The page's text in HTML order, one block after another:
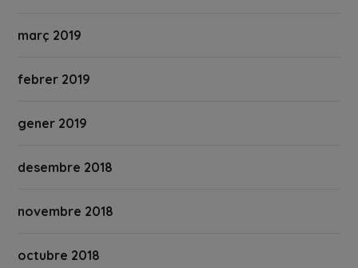
març 2019
febrer 2019
gener 2019
desembre 2018
novembre 2018
octubre 2018